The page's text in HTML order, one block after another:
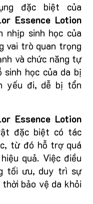
đặc biệt của
Essence Lotion
nhịp sinh học của
vai trò quan trọng
và chức năng tự
sinh học của da bị
yếu đi, dễ bị tổn
Essence Lotion
đặc biệt có tác
từ đó hỗ trợ quá
quả. Việc điều
tối ưu, duy trì sự
bảo vệ da khỏi